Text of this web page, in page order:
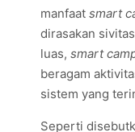
manfaat smart
dirasakan
luas, smart
beragam
sistem yang
Seperti